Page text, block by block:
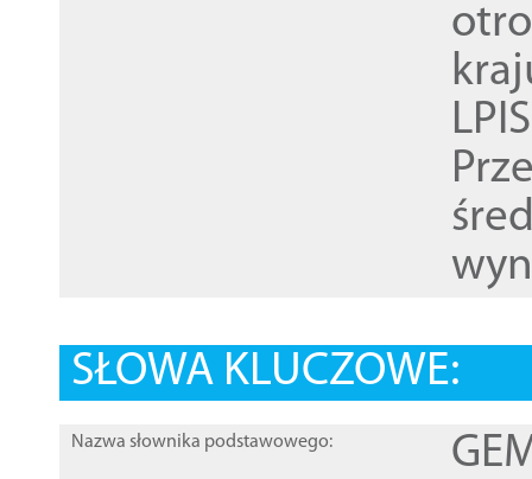
SŁOWA KLUCZOWE:
Nazwa słownika podstawowego: